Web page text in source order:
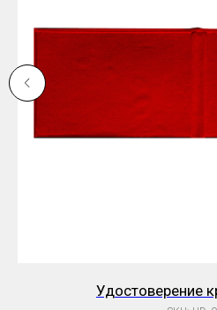
Удостоверение